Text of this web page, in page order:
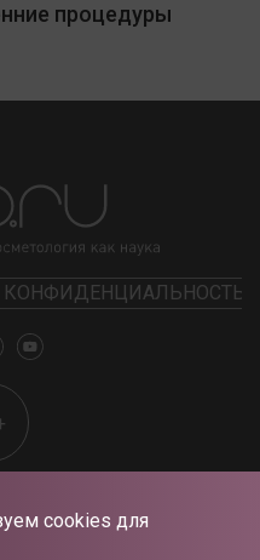
cookies для
процедуры
КОНФИДЕНЦИАЛЬНОСТЬ